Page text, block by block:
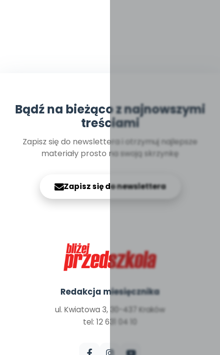
Bądź na bieżąco z najnowszymi
treściami
Zapisz się do newslettera i otrzymuj najlepsze
materiały prosto na swoją skrzynkę
Zapisz się do newslettera
Redakcja miesięcznika
ul. Kwiatowa 3, 30-437 Kraków
tel: 12 631 04 10